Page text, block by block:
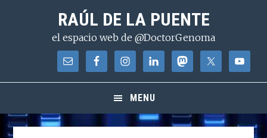
contenido
RAÚL DE LA PUENTE
el espacio web de @DoctorGenoma
MENU